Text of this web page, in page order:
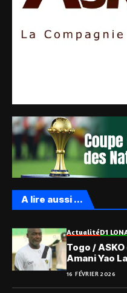
A lire aussi ...
ActualitéD1
Togo /
Amani Yao
16 FÉVRIER 2026